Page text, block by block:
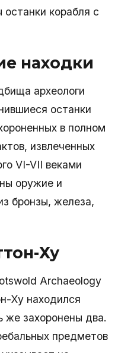
корабля с
находки
археологи
останки
в полном
извлеченных
VI-VII веками
оружие и
бронзы, железа,
Ху
Archaeology
Ху находился
же захоронены два.
предметов